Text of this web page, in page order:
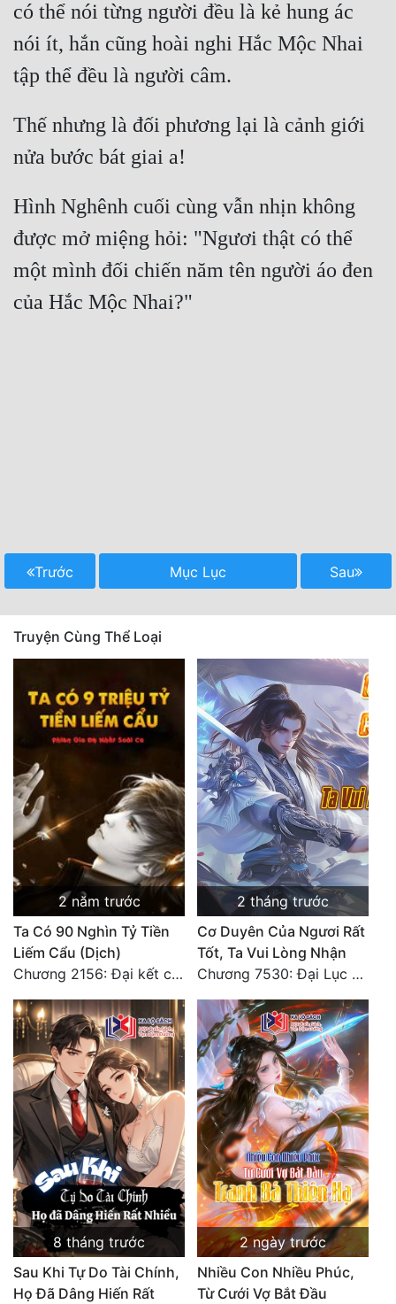
có thể nói từng người đều là kẻ hung ác
nói ít, hắn cũng hoài nghi Hắc Mộc Nhai
Thế nhưng là đối phương lại là cảnh giới
Hình Nghênh cuối cùng vẫn nhịn không
được mở miệng hỏi: "Ngươi thật có thể
một mình đối chiến năm tên người áo đen
Trước Mục Lục Sau
Truyện Cùng Thể Loại
2 năm trước
Ta Có 90 Nghìn Tỷ Tiền
Liếm Cẩu (Dịch)
Chương 2156: Đại kết cục!!!
2 tháng trước
Cơ Duyên Của Ngươi Rất
Tốt, Ta Vui Lòng Nhận
Chương 7530: Đại Lục Khởi Nguyên – Kiến Thành 71
8 tháng trước
Sau Khi Tự Do Tài Chính,
Họ Đã Dâng Hiến Rất
2 ngày trước
Nhiều Con Nhiều Phúc,
Từ Cưới Vợ Bắt Đầu